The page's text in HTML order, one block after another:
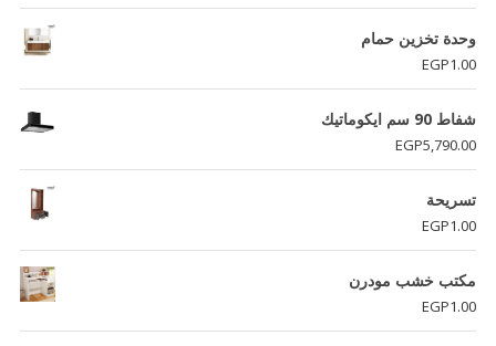
وحدة تخزين حمام
EGP1.00
شفاط 90 سم ايكوماتيك
EGP5,790.00
تسريحة
EGP1.00
مكتب خشب مودرن
EGP1.00